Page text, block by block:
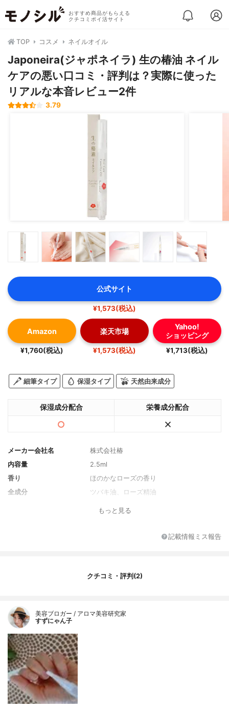
おすすめ商品がもらえる
クチコミポイ活サイト
TOP コスメ ネイルオイル
Japoneira(ジャポネイラ) 生の椿油 ネイル
ケアの悪い口コミ・評判は？実際に使った
リアルな本音レビュー2件
3.79
公式サイト
¥1,573(税込)
Amazon
¥1,760(税込)
楽天市場
¥1,573(税込)
Yahoo!
ショッピング
¥1,713(税込)
細筆タイプ 保湿タイプ 天然由来成分
保湿成分配合 栄養成分配合
メーカー会社名
株式会社椿
内容量
2.5ml
香り
ほのかなローズの香り
全成分
ツバキ油、ローズ精油
もっと見る
記載情報ミス報告
クチコミ・評判(2)
美容ブロガー / アロマ美容研究家
すずにゃん子